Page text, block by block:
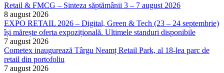
Retail & FMCG – Sinteza săptămânii 3 – 7 august 2026
8 august 2026
EXPO RETAIL 2026 – Digital, Green & Tech (23 – 24 septembrie)
își mărește oferta expozițională. Ultimele standuri disponibile
7 august 2026
Cometex inaugurează Târgu Neamț Retail Park, al 18-lea parc de
retail din portofoliu
7 august 2026